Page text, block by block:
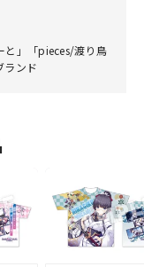
と」「pieces/渡り鳥
ランド